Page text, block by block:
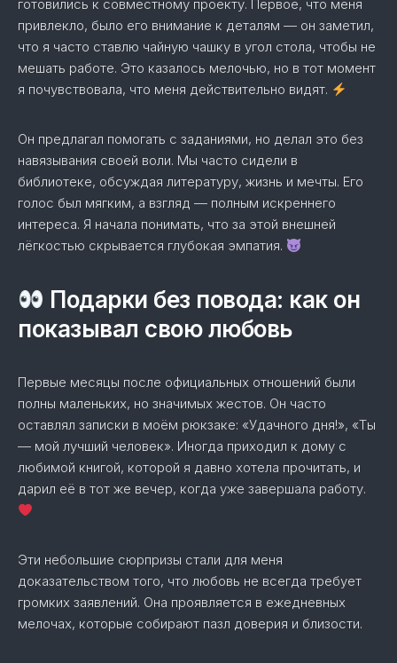
готовились к совместному проекту. Первое, что меня
привлекло, было его внимание к деталям — он заметил,
что я часто ставлю чайную чашку в угол стола, чтобы не
мешать работе. Это казалось мелочью, но в тот момент
я почувствовала, что меня действительно видят.
Он предлагал помогать с заданиями, но делал это без
навязывания своей воли. Мы часто сидели в
библиотеке, обсуждая литературу, жизнь и мечты. Его
голос был мягким, а взгляд — полным искреннего
интереса. Я начала понимать, что за этой внешней
лёгкостью скрывается глубокая эмпатия.
Подарки без поводa: как он
показывал свою любовь
Первые месяцы после официальных отношений были
полны маленьких, но значимых жестов. Он часто
оставлял записки в моём рюкзаке: «Удачного дня!», «Ты
— мой лучший человек». Иногда приходил к дому с
любимой книгой, которой я давно хотела прочитать, и
дарил её в тот же вечер, когда уже завершала работу.
Эти небольшие сюрпризы стали для меня
доказательством того, что любовь не всегда требует
громких заявлений. Она проявляется в ежедневных
мелочах, которые собирают пазл доверия и близости.